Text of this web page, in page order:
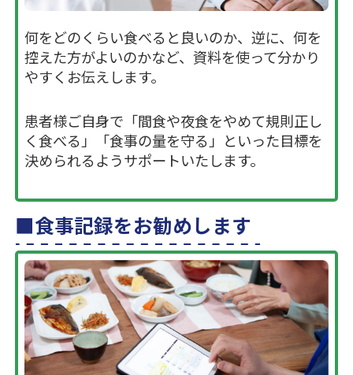
何をどのくらい食べると良いのか、逆に、何を
控えた方がよいのかなど、資料を使って分かり
やすくお伝えします。
患者様ご自身で「間食や夜食をやめて規則正し
く食べる」「食事の量を守る」といった目標を
決められるようサポートいたします。
食事記録をお勧めします